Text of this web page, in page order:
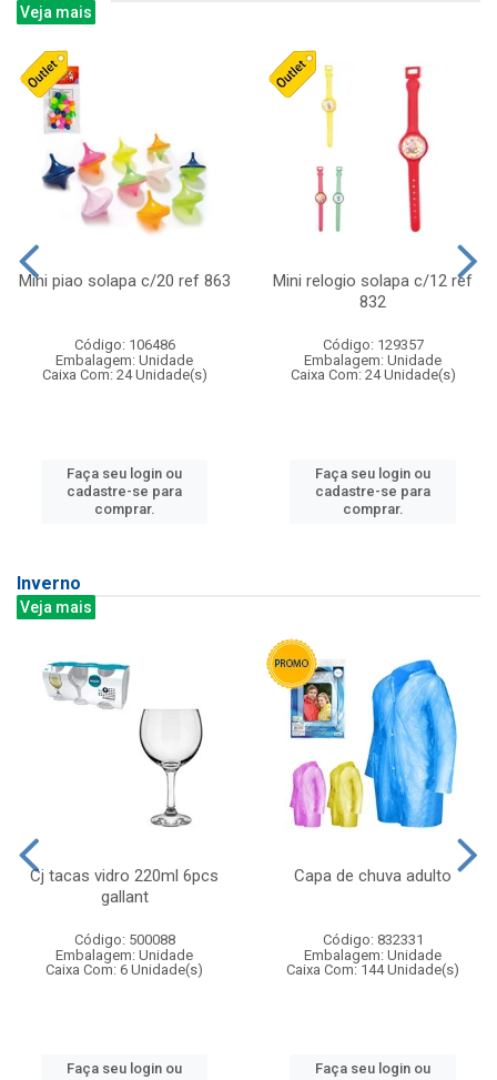
Veja mais
Mini piao solapa c/20 ref 863
Código: 106486
Embalagem: Unidade
Caixa Com: 24 Unidade(s)
Faça seu login ou
cadastre-se para
comprar.
Mini relogio solapa c/12 ref
832
Código: 129357
Embalagem: Unidade
Caixa Com: 24 Unidade(s)
Faça seu login ou
cadastre-se para
comprar.
Inverno
Veja mais
Cj tacas vidro 220ml 6pcs
gallant
Código: 500088
Embalagem: Unidade
Caixa Com: 6 Unidade(s)
Faça seu login ou
Capa de chuva adulto
Código: 832331
Embalagem: Unidade
Caixa Com: 144 Unidade(s)
Faça seu login ou